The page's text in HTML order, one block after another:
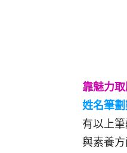
靠魅力
姓名筆劃
有以上
與素養